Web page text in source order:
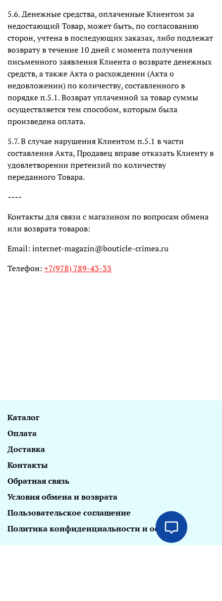
5.6. Денежные средства, оплаченные Клиентом за
недостающий Товар, может быть, по согласованию
сторон, учтена в последующих заказах, либо подлежат
возврату в течение 10 дней с момента получения
письменного заявления Клиента о возврате денежных
средств, а также Акта о расхождении (Акта о
недовложении) по количеству, составленного в
порядке п.5.1. Возврат уплаченной за товар суммы
осуществляется тем способом, которым была
произведена оплата.
5.7. В случае нарушения Клиентом п.5.1 в части
составления Акта, Продавец вправе отказать Клиенту в
удовлетворении претензий по количеству
переданного Товара.
----
Контакты для связи с магазином по вопросам обмена
или возврата товаров:
Email: internet-magazin@bouticle-crimea.ru
Телефон: +7(978) 789-43-33
Каталог
Оплата
Доставка
Контакты
Обратная связь
Условия обмена и возврата
Пользовательское соглашение
Политика конфиденциальности и оферта